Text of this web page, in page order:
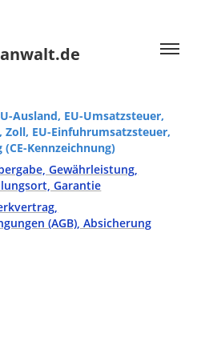
Ausland, EU-Umsatzsteuer,
EU-Einfuhrumsatzsteuer,
Kennzeichnung)
Gewährleistung,
Garantie
(AGB), Absicherung